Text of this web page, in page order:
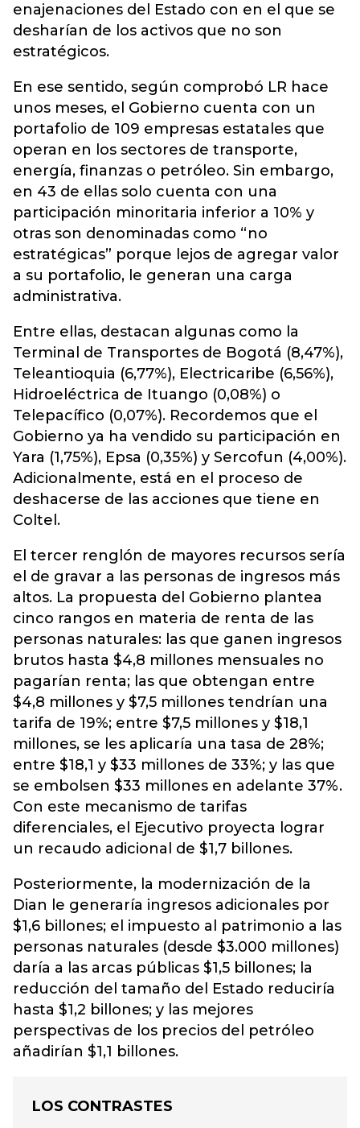
enajenaciones del Estado con en el que se
desharían de los activos que no son
estratégicos.
En ese sentido, según comprobó LR hace
unos meses, el Gobierno cuenta con un
portafolio de 109 empresas estatales que
operan en los sectores de transporte,
energía, finanzas o petróleo. Sin embargo,
en 43 de ellas solo cuenta con una
participación minoritaria inferior a 10% y
otras son denominadas como “no
estratégicas” porque lejos de agregar valor
a su portafolio, le generan una carga
administrativa.
Entre ellas, destacan algunas como la
Terminal de Transportes de Bogotá (8,47%),
Teleantioquia (6,77%), Electricaribe (6,56%),
Hidroeléctrica de Ituango (0,08%) o
Telepacífico (0,07%). Recordemos que el
Gobierno ya ha vendido su participación en
Yara (1,75%), Epsa (0,35%) y Sercofun (4,00%).
Adicionalmente, está en el proceso de
deshacerse de las acciones que tiene en
Coltel.
El tercer renglón de mayores recursos sería
el de gravar a las personas de ingresos más
altos. La propuesta del Gobierno plantea
cinco rangos en materia de renta de las
personas naturales: las que ganen ingresos
brutos hasta $4,8 millones mensuales no
pagarían renta; las que obtengan entre
$4,8 millones y $7,5 millones tendrían una
tarifa de 19%; entre $7,5 millones y $18,1
millones, se les aplicaría una tasa de 28%;
entre $18,1 y $33 millones de 33%; y las que
se embolsen $33 millones en adelante 37%.
Con este mecanismo de tarifas
diferenciales, el Ejecutivo proyecta lograr
un recaudo adicional de $1,7 billones.
Posteriormente, la modernización de la
Dian le generaría ingresos adicionales por
$1,6 billones; el impuesto al patrimonio a las
personas naturales (desde $3.000 millones)
daría a las arcas públicas $1,5 billones; la
reducción del tamaño del Estado reduciría
hasta $1,2 billones; y las mejores
perspectivas de los precios del petróleo
añadirían $1,1 billones.
LOS CONTRASTES